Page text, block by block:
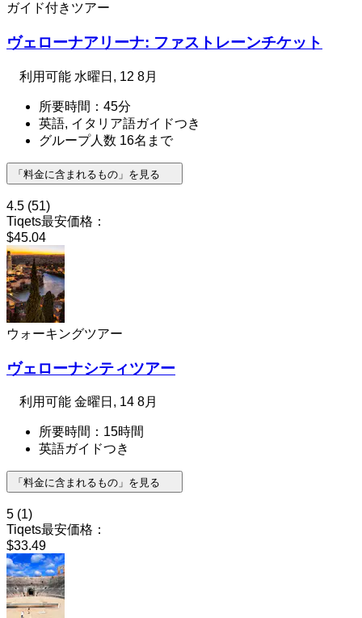
ガイド付きツアー
ヴェローナアリーナ: ファストレーンチケット
利用可能 水曜日, 12 8月
所要時間：45分
英語, イタリア語ガイドつき
グループ人数 16名まで
「料金に含まれるもの」を見る
4.5 (51)
Tiqets最安価格：
$45.04
ウォーキングツアー
ヴェローナシティツアー
利用可能 金曜日, 14 8月
所要時間：15時間
英語ガイドつき
「料金に含まれるもの」を見る
5 (1)
Tiqets最安価格：
$33.49